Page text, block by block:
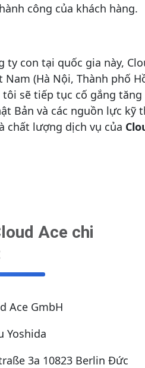
công của khách hàng.
ty con tại quốc gia này,
Nam (Hà Nội, Thành phố
tôi sẽ tiếp tục cố gắng
Bản và các nguồn lực
chất lượng dịch vụ của
Ace chi
Ace GmbH
Yoshida
3a 10823 Berlin Đức